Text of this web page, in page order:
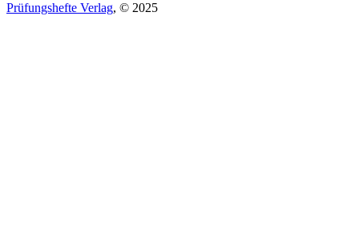
Prüfungshefte Verlag, © 2025